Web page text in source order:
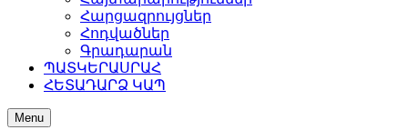
Հարցազրույցներ
Հոդվածներ
Գրադարան
ՊԱՏԿԵՐԱՍՐԱՀ
ՀԵՏԱԴԱՐՁ ԿԱՊ
Menu